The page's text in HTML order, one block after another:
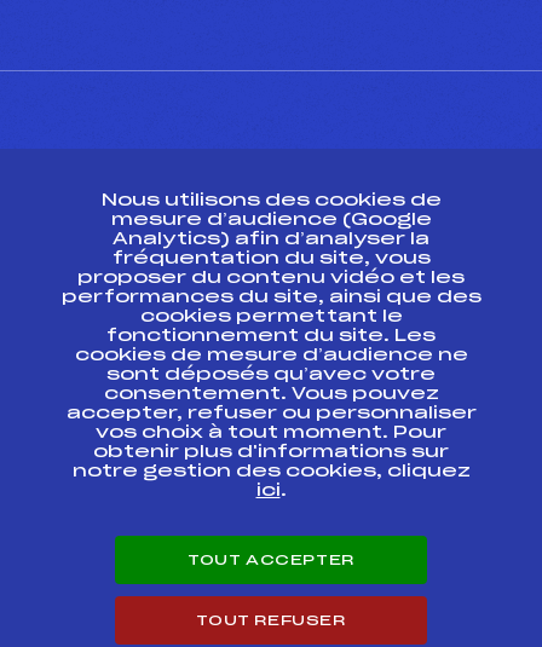
Ressources
Pass’Neige
Projet sportif fédéral
Projet de performance fédéral
Antidopage
Pôle Développement, Formation, Suivi
Scientifique
Listes ministérielles
Pôle vie de l’athlète
Enseignement professionnel
Carrières
Nous utilisons des cookies de
mesure d’audience (Google
Analytics) afin d’analyser la
fréquentation du site, vous
proposer du contenu vidéo et les
performances du site, ainsi que des
cookies permettant le
fonctionnement du site. Les
cookies de mesure d’audience ne
sont déposés qu’avec votre
consentement. Vous pouvez
accepter, refuser ou personnaliser
vos choix à tout moment. Pour
obtenir plus d'informations sur
notre gestion des cookies, cliquez
ici.
TOUT ACCEPTER
TOUT REFUSER